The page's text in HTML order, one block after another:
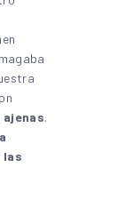
.
las